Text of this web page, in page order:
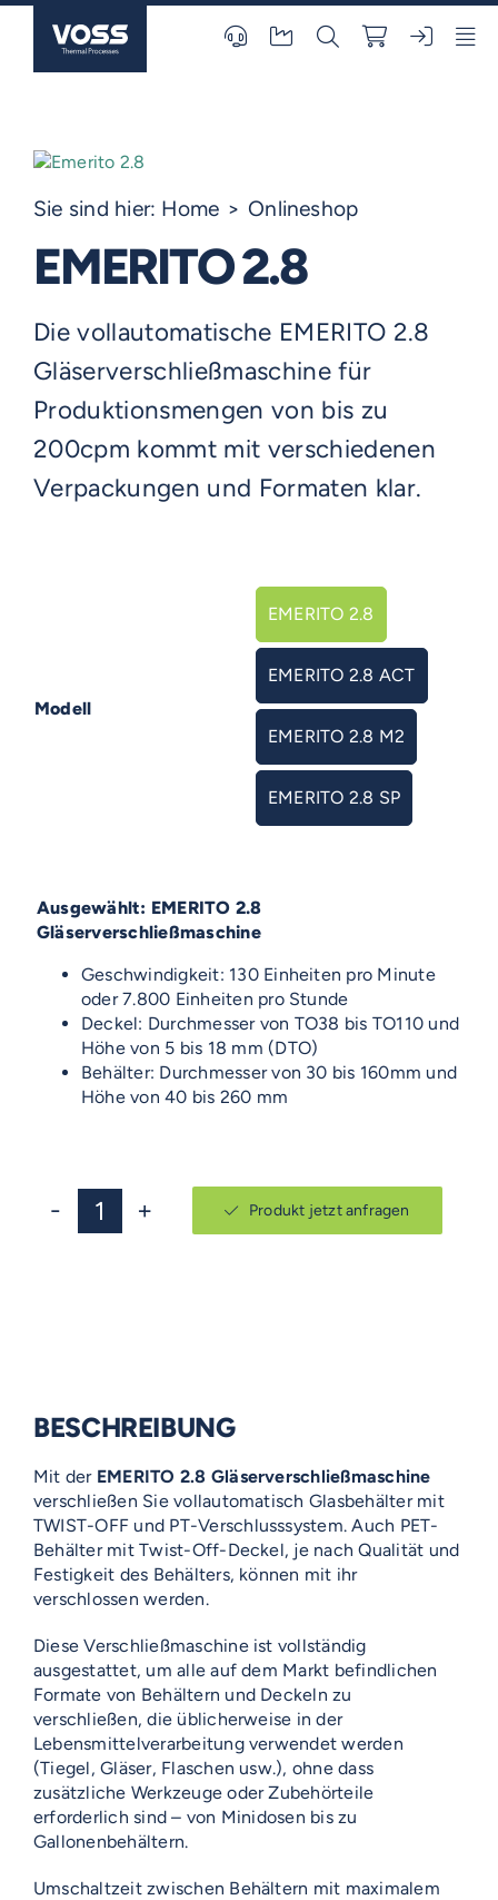
Sie sind hier: Home Onlineshop
EMERITO 2.8
Die vollautomatische EMERITO 2.8
Gläserverschließmaschine für
Produktionsmengen von bis zu
200cpm kommt mit verschiedenen
Verpackungen und Formaten klar.
Modell
EMERITO 2.8
EMERITO 2.8 ACT
EMERITO 2.8 M2
EMERITO 2.8 SP
EMERITO 2.8
Gläserverschließmaschine
Geschwindigkeit: 130 Einheiten pro Minute
oder 7.800 Einheiten pro Stunde
Deckel: Durchmesser von TO38 bis TO110 und
Höhe von 5 bis 18 mm (DTO)
Behälter: Durchmesser von 30 bis 160mm und
Höhe von 40 bis 260 mm
EMERITO
Produkt jetzt anfragen
BESCHREIBUNG
Mit der EMERITO 2.8 Gläserverschließmaschine
verschließen Sie vollautomatisch Glasbehälter mit
TWIST-OFF und PT-Verschlusssystem. Auch PET-
Behälter mit Twist-Off-Deckel, je nach Qualität und
Festigkeit des Behälters, können mit ihr
verschlossen werden.
Diese Verschließmaschine ist vollständig
ausgestattet, um alle auf dem Markt befindlichen
Formate von Behältern und Deckeln zu
verschließen, die üblicherweise in der
Lebensmittelverarbeitung verwendet werden
(Tiegel, Gläser, Flaschen usw.), ohne dass
zusätzliche Werkzeuge oder Zubehörteile
erforderlich sind – von Minidosen bis zu
Gallonenbehältern.
Umschaltzeit zwischen Behältern mit maximalem